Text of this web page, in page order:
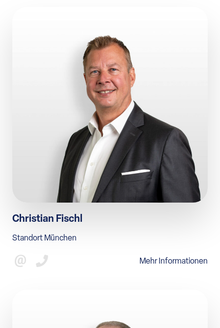
Christian Fischl
Standort München
Mehr Informationen